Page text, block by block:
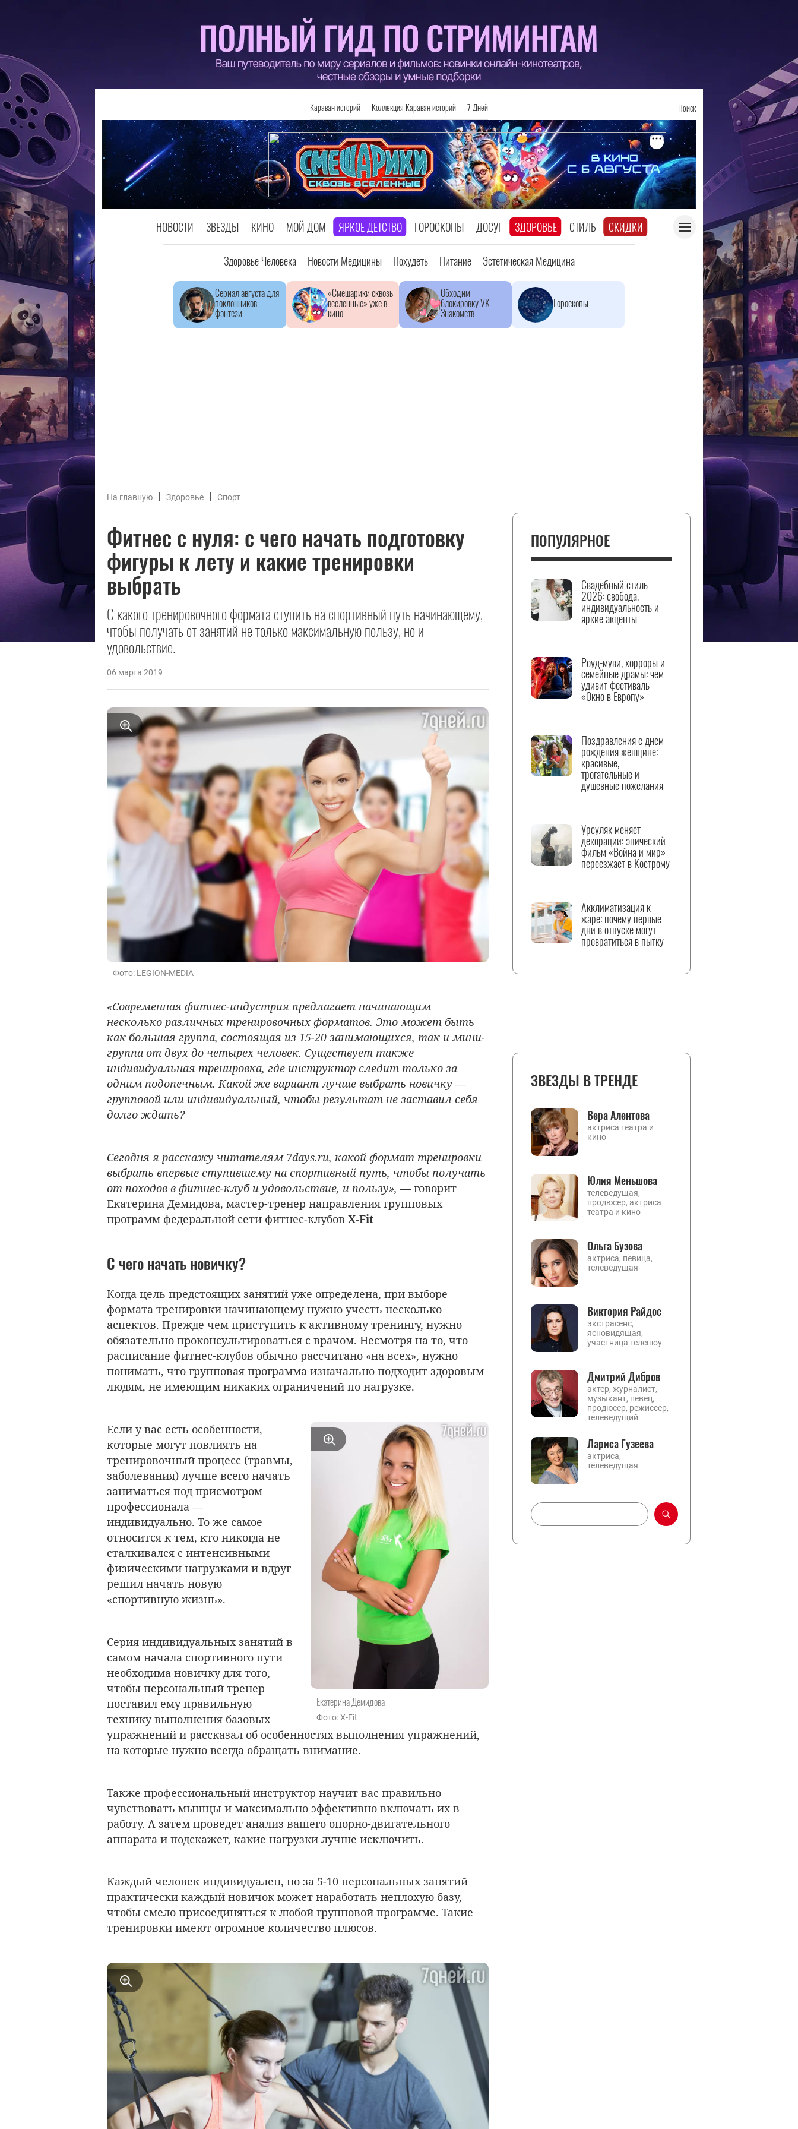
Караван историй Коллекция Караван историй 7 Дней Поиск
НОВОСТИ ЗВЕЗДЫ КИНО МОЙ ДОМ ЯРКОЕ ДЕТСТВО ГОРОСКОПЫ ДОСУГ ЗДОРОВЬЕ СТИЛЬ СКИДКИ
Здоровье Человека Новости Медицины Похудеть Питание Эстетическая Медицина
Сериал августа для
поклонников
фэнтези
«Смешарики сквозь
вселенные» уже в
кино
Обходим
блокировку VK
Знакомств
Гороскопы
На главную | Здоровье | Спорт
Фитнес с нуля: с чего начать подготовку
фигуры к лету и какие тренировки
выбрать
С какого тренировочного формата ступить на спортивный путь начинающему,
чтобы получать от занятий не только максимальную пользу, но и
удовольствие.
06 марта 2019
Фото: LEGION-MEDIA
«Современная фитнес-индустрия предлагает начинающим
несколько различных тренировочных форматов. Это может быть
как большая группа, состоящая из 15-20 занимающихся, так и мини-
группа от двух до четырех человек. Существует также
индивидуальная тренировка, где инструктор следит только за
одним подопечным. Какой же вариант лучше выбрать новичку —
групповой или индивидуальный, чтобы результат не заставил себя
долго ждать?
Сегодня я расскажу читателям 7days.ru, какой формат тренировки
выбрать впервые ступившему на спортивный путь, чтобы получать
от походов в фитнес-клуб и удовольствие, и пользу», — говорит
Екатерина Демидова, мастер-тренер направления групповых
программ федеральной сети фитнес-клубов X-Fit
С чего начать новичку?
Когда цель предстоящих занятий уже определена, при выборе
формата тренировки начинающему нужно учесть несколько
аспектов. Прежде чем приступить к активному тренингу, нужно
обязательно проконсультироваться с врачом. Несмотря на то, что
расписание фитнес-клубов обычно рассчитано «на всех», нужно
понимать, что групповая программа изначально подходит здоровым
людям, не имеющим никаких ограничений по нагрузке.
Екатерина Демидова
Фото: X-Fit
Если у вас есть особенности,
которые могут повлиять на
тренировочный процесс (травмы,
заболевания) лучше всего начать
заниматься под присмотром
профессионала —
индивидуально. То же самое
относится к тем, кто никогда не
сталкивался с интенсивными
физическими нагрузками и вдруг
решил начать новую
«спортивную жизнь».
Серия индивидуальных занятий в
самом начала спортивного пути
необходима новичку для того,
чтобы персональный тренер
поставил ему правильную
технику выполнения базовых
упражнений и рассказал об особенностях выполнения упражнений,
на которые нужно всегда обращать внимание.
Также профессиональный инструктор научит вас правильно
чувствовать мышцы и максимально эффективно включать их в
работу. А затем проведет анализ вашего опорно-двигательного
аппарата и подскажет, какие нагрузки лучше исключить.
Каждый человек индивидуален, но за 5-10 персональных занятий
практически каждый новичок может наработать неплохую базу,
чтобы смело присоединяться к любой групповой программе. Такие
тренировки имеют огромное количество плюсов.
ПОПУЛЯРНОЕ
Свадебный стиль
2026: свобода,
индивидуальность и
яркие акценты
Роуд-муви, хорроры и
семейные драмы: чем
удивит фестиваль
«Окно в Европу»
Поздравления с днем
рождения женщине:
красивые,
трогательные и
душевные пожелания
Урсуляк меняет
декорации: эпический
фильм «Война и мир»
переезжает в Кострому
Акклиматизация к
жаре: почему первые
дни в отпуске могут
превратиться в пытку
ЗВЕЗДЫ В ТРЕНДЕ
Вера Алентова
актриса театра и
кино
Юлия Меньшова
телеведущая,
продюсер, актриса
театра и кино
Ольга Бузова
актриса, певица,
телеведущая
Виктория Райдос
экстрасенс,
ясновидящая,
участница телешоу
Дмитрий Дибров
актер, журналист,
музыкант, певец,
продюсер, режиссер,
телеведущий
Лариса Гузеева
актриса,
телеведущая